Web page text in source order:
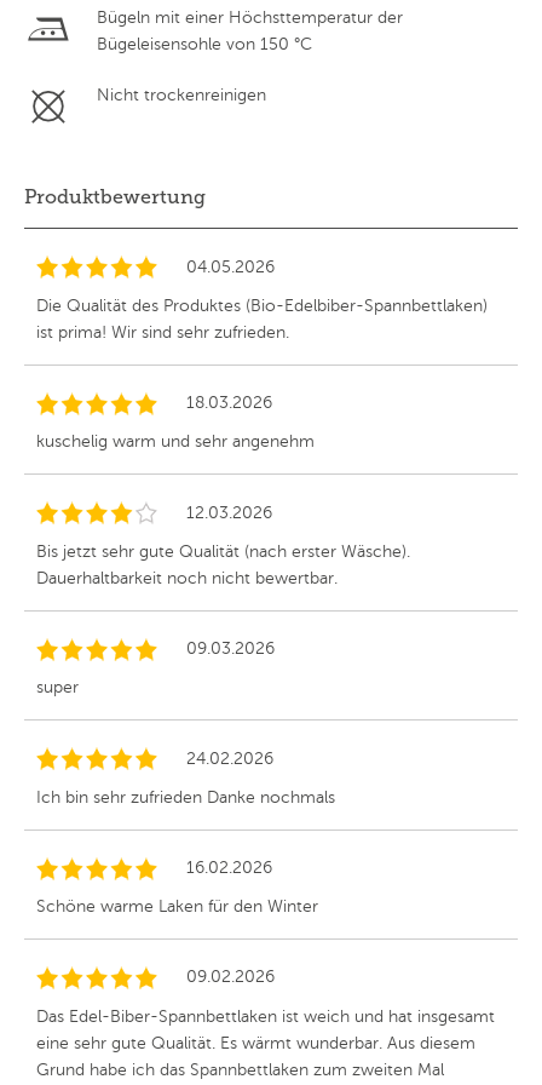
Bügeln mit einer Höchsttemperatur der
Bügeleisensohle von 150 °C
Nicht trockenreinigen
Produktbewertung
04.05.2026
Die Qualität des Produktes (Bio-Edelbiber-Spannbettlaken)
ist prima! Wir sind sehr zufrieden.
18.03.2026
kuschelig warm und sehr angenehm
12.03.2026
Bis jetzt sehr gute Qualität (nach erster Wäsche).
Dauerhaltbarkeit noch nicht bewertbar.
09.03.2026
super
24.02.2026
Ich bin sehr zufrieden Danke nochmals
16.02.2026
Schöne warme Laken für den Winter
09.02.2026
Das Edel-Biber-Spannbettlaken ist weich und hat insgesamt
eine sehr gute Qualität. Es wärmt wunderbar. Aus diesem
Grund habe ich das Spannbettlaken zum zweiten Mal